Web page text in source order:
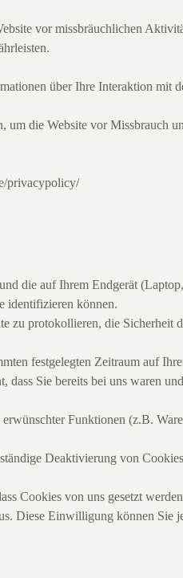
vor missbräuchlichen
über Ihre Interaktion mit
um die Website vor Missbrauch
privacypolicy/
die auf Ihrem Endgerät
identifizieren können.
zu protokollieren, die Sicherheit
festgelegten Zeitraum auf
dass Sie bereits bei uns waren
Funktionen (z.B.
Deaktivierung von
Cookies von uns gesetzt
Diese Einwilligung können Sie